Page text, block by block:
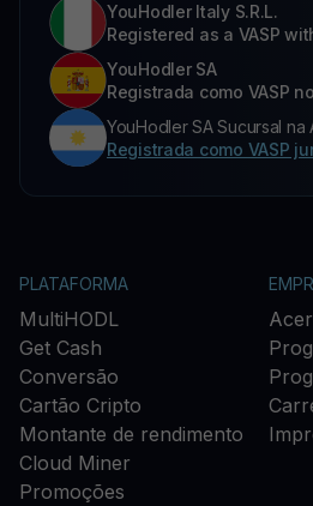
YouHodler Italy S.R.L.
Registered as a VASP
YouHodler SA
Registrada como VASP
YouHodler SA Sucursal na
Registrada como VASP
PLATAFORMA
MultiHODL
Get Cash
Conversão
Cartão Cripto
Montante de rendimento
Cloud Miner
Promoções